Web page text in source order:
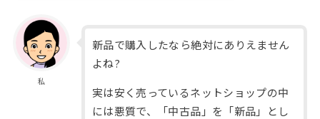
私
新品で購入したなら絶対にありえません
よね?
実は安く売っているネットショップの中
には悪質で、「中古品」を「新品」とし